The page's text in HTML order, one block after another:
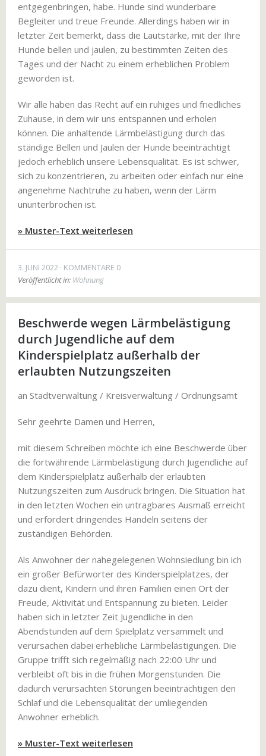
entgegenbringen, habe. Hunde sind wunderbare
Begleiter und treue Freunde. Allerdings haben wir in
letzter Zeit bemerkt, dass die Lautstärke, mit der Ihre
Hunde bellen und jaulen, zu bestimmten Zeiten des
Tages und der Nacht zu einem erheblichen Problem
geworden ist.
Wir alle haben das Recht auf ein ruhiges und friedliches
Zuhause, in dem wir uns entspannen und erholen
können. Die anhaltende Lärmbelästigung durch das
ständige Bellen und Jaulen der Hunde beeinträchtigt
jedoch erheblich unsere Lebensqualität. Es ist schwer,
sich zu konzentrieren, zu arbeiten oder einfach nur eine
angenehme Nachtruhe zu haben, wenn der Lärm
ununterbrochen ist.
» Muster-Text weiterlesen
3. JUNI 2022 KOMMENTARE 0
Veröffentlicht in: Wohnung
Beschwerde wegen Lärmbelästigung
durch Jugendliche auf dem
Kinderspielplatz außerhalb der
erlaubten Nutzungszeiten
an Stadtverwaltung / Kreisverwaltung / Ordnungsamt
Sehr geehrte Damen und Herren,
mit diesem Schreiben möchte ich eine Beschwerde über
die fortwährende Lärmbelästigung durch Jugendliche auf
dem Kinderspielplatz außerhalb der erlaubten
Nutzungszeiten zum Ausdruck bringen. Die Situation hat
in den letzten Wochen ein untragbares Ausmaß erreicht
und erfordert dringendes Handeln seitens der
zuständigen Behörden.
Als Anwohner der nahegelegenen Wohnsiedlung bin ich
ein großer Befürworter des Kinderspielplatzes, der
dazu dient, Kindern und ihren Familien einen Ort der
Freude, Aktivität und Entspannung zu bieten. Leider
haben sich in letzter Zeit Jugendliche in den
Abendstunden auf dem Spielplatz versammelt und
verursachen dabei erhebliche Lärmbelästigungen. Die
Gruppe trifft sich regelmäßig nach 22:00 Uhr und
verbleibt oft bis in die frühen Morgenstunden. Die
dadurch verursachten Störungen beeinträchtigen den
Schlaf und die Lebensqualität der umliegenden
Anwohner erheblich.
» Muster-Text weiterlesen